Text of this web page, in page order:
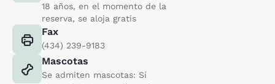
18 años, en el momento de la
reserva, se aloja gratis
Fax
(434) 239-9183
Mascotas
Se admiten mascotas: Sí